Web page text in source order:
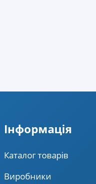
Iнформацiя
Каталог товарів
Виробники